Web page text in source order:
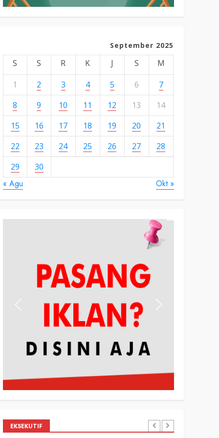
September 2025
S S R K J S
M
1
2 3 4 5 6
7
8
9 10 11 12 13
14
15
16 17 18 19 20
21
22
23 24 25 26 27
28
29
30
« Agu Okt »
EKSEKUTIF